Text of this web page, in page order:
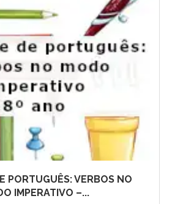
PORTUGUÊS: VERBOS NO
IMPERATIVO –...